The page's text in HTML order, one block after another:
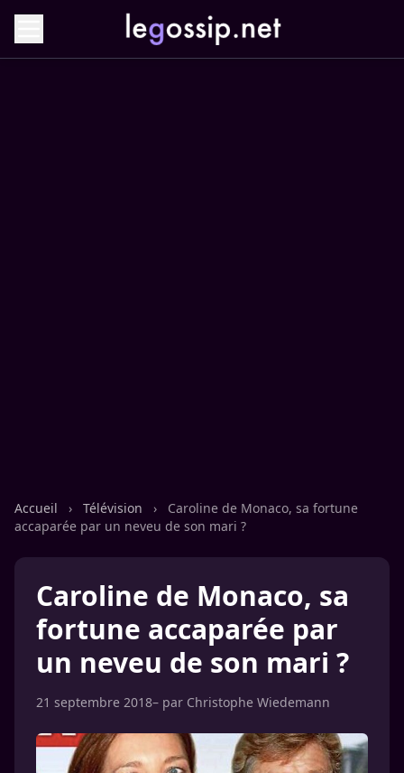
Accueil › Télévision ›
Caroline de Monaco, sa fortune
accaparée par un neveu de son mari ?
Caroline de Monaco, sa
fortune accaparée par
un neveu de son mari ?
21 septembre 2018– par Christophe Wiedemann